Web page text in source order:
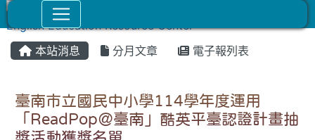
本站消息 分月文章 電子報列表
臺南市立國民中小學114學年度運用
「ReadPop＠臺南」酷英平臺認證計畫抽